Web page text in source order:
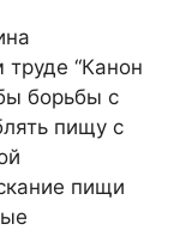
“Канон
борьбы с
пищу с
пищи